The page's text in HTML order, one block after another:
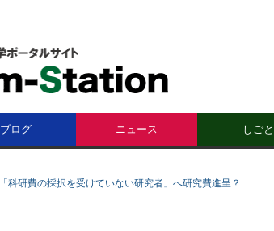
ブログ ニュース しごと
「科研費の採択を受けていない研究者」へ研究費進呈？